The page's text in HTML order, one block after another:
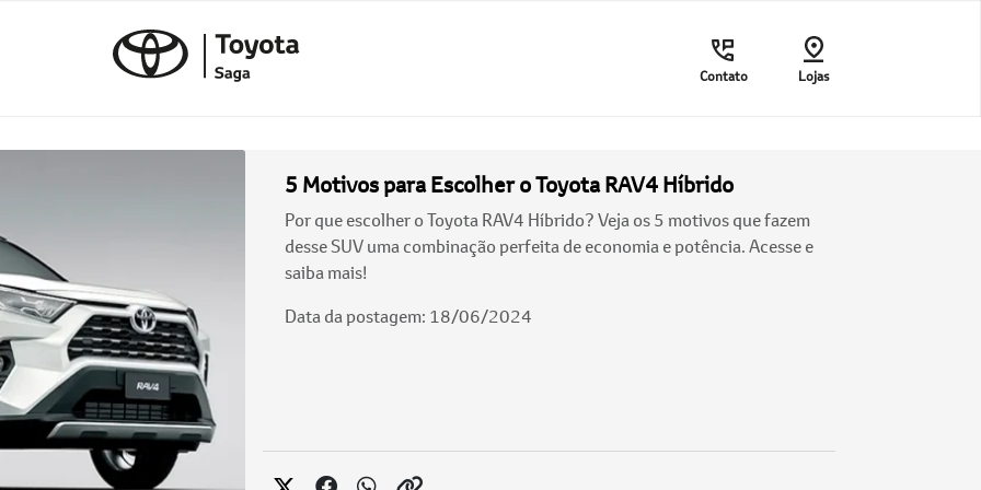
Contato Lojas
5 Motivos para Escolher o Toyota RAV4 Híbrido
Por que escolher o Toyota RAV4 Híbrido? Veja os 5 motivos que fazem
desse SUV uma combinação perfeita de economia e potência. Acesse e
saiba mais!
Data da postagem: 18/06/2024